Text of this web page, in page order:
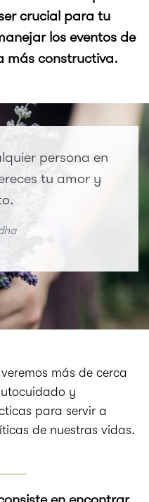
crucial para tu
los eventos de
más constructiva.
persona en
tu amor y
más de cerca
y
para servir a
de nuestras vidas.